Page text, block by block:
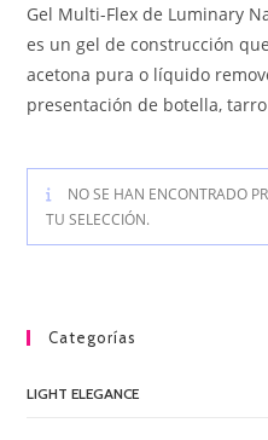
Gel Multi-Flex de Luminary
es un gel de construcción
acetona pura o líquido
presentación de botella,
NO SE HAN ENCONTRADO
TU SELECCIÓN.
Categorías
LIGHT ELEGANCE